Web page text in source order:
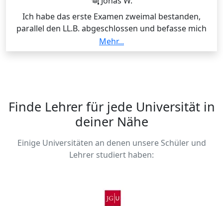
Probeklausuren geschrieben haben, um das Examen
(gut) zu bestehen.
Ich habe das erste Examen zweimal bestanden,
parallel den LL.B. abgeschlossen und befasse mich
gerade mit meinem Dissertationsthema. Ich weiß
noch wie es ist der Prüfling zu sein und hole dich dort
Mehr...
Finde Lehrer für jede Universität in
deiner Nähe
Einige Universitäten an denen unsere Schüler und
Lehrer studiert haben: